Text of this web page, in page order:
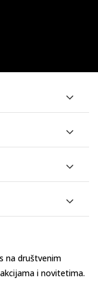
na društvenim
i novitetima.